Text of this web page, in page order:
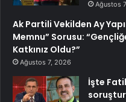
Ağustos
Ak Partili Vekilden Ay
Memnu” Sorusu:
Katkınız Oldu?”
Ağustos 7, 2026
İşte